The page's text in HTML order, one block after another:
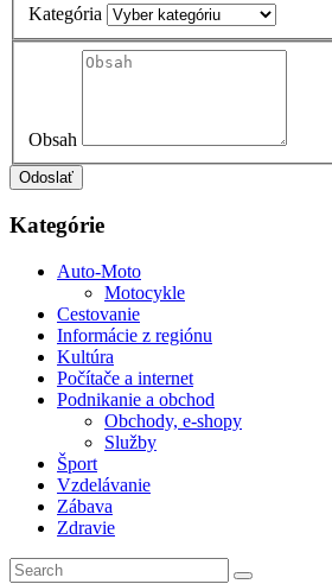
Kategória
Obsah
Kategórie
Auto-Moto
Motocykle
Cestovanie
Informácie z regiónu
Kultúra
Počítače a internet
Podnikanie a obchod
Obchody, e-shopy
Služby
Šport
Vzdelávanie
Zábava
Zdravie